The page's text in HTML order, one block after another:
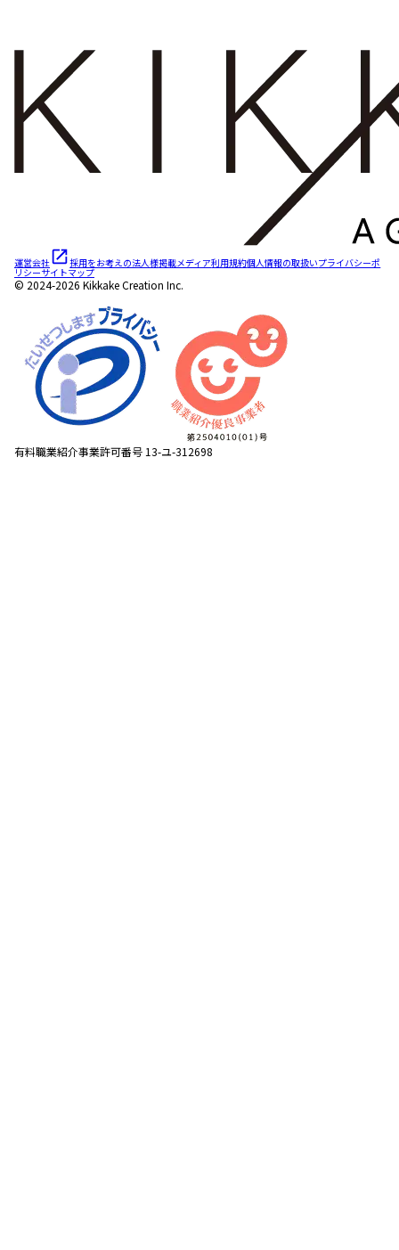
運営会社 採用をお考えの法人様掲載メディア利用規約個人情報の取扱いプライバシーポ
リシーサイトマップ
© 2024-2026 Kikkake Creation Inc.
有料職業紹介事業許可番号 13-ユ-312698